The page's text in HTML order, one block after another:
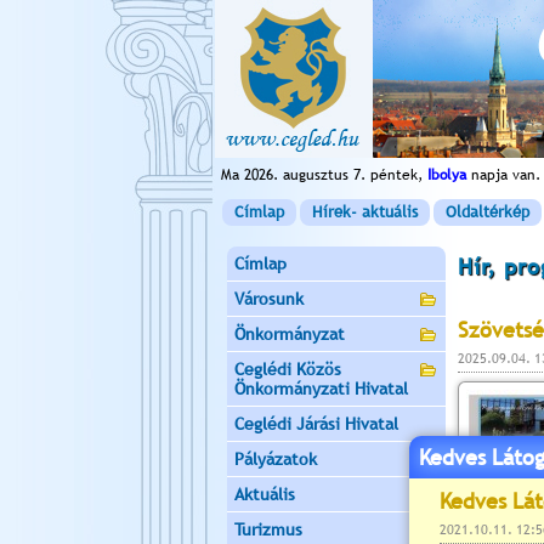
Ma 2026. augusztus 7. péntek, Ibolyanapja
Címlap Hírek- aktuális Oldaltérkép
Címlap
Városunk
Önkormányzat
Ceglédi Közös
Önkormányzati Hivatal
Ceglédi Járási Hivatal
Pályázatok
Aktuális
Turizmus
Hír,
2025.09.04.
Kedves